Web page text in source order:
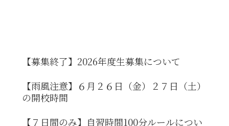
【募集終了】2026年度生募集について
【雨風注意】６月２６日（金）２７日（土）
の開校時間
【７日間のみ】自習時間100分ルールについ